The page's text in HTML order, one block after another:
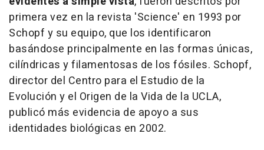
primera vez en la revista 'Science' en 1993 por
Schopf y su equipo, que los identificaron
basándose principalmente en las formas únicas,
cilíndricas y filamentosas de los fósiles. Schopf,
director del Centro para el Estudio de la
Evolución y el Origen de la Vida de la UCLA,
publicó más evidencia de apoyo a sus
identidades biológicas en 2002.